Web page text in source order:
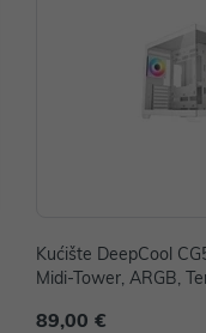
Kućište DeepCool
Midi-Tower, ARGB,
89,00 €